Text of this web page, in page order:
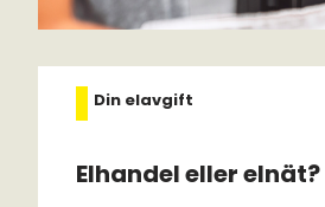
Din elavgift
Elhandel eller elnät?